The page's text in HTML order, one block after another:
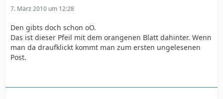
7. März 2010 um 12:28
Den gibts doch schon oO.
Das ist dieser Pfeil mit dem orangenen Blatt dahinter. Wenn
man da draufklickt kommt man zum ersten ungelesenen
Post.